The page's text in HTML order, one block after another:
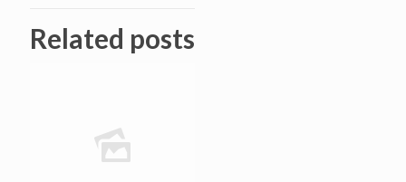
Related posts